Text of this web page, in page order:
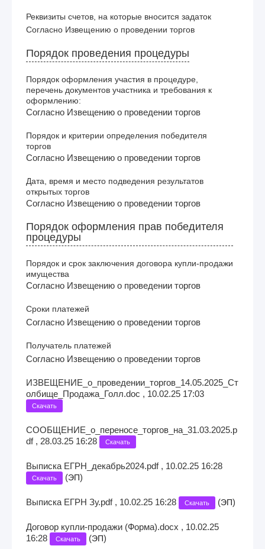
Реквизиты счетов, на которые вносится задаток
Согласно Извещению о проведении торгов
Порядок проведения процедуры
Порядок оформления участия в процедуре,
перечень документов участника и требования к
оформлению:
Согласно Извещению о проведении торгов
Порядок и критерии определения победителя
торгов
Согласно Извещению о проведении торгов
Дата, время и место подведения результатов
открытых торгов
Согласно Извещению о проведении торгов
Порядок оформления прав победителя
процедуры
Порядок и срок заключения договора купли-продажи
имущества
Согласно Извещению о проведении торгов
Сроки платежей
Согласно Извещению о проведении торгов
Получатель платежей
Согласно Извещению о проведении торгов
ИЗВЕЩЕНИЕ_о_проведении_торгов_14.05.2025_Ст
олбище_Продажа_Голл.doc , 10.02.25 17:03
Скачать
СООБЩЕНИЕ_о_переносе_торгов_на_31.03.2025.p
df , 28.03.25 16:28
Скачать
Выписка ЕГРН_декабрь2024.pdf , 10.02.25 16:28
Скачать (ЭП)
Выписка ЕГРН Зу.pdf , 10.02.25 16:28 Скачать (ЭП)
Договор купли-продажи (Форма).docx , 10.02.25
16:28
Скачать (ЭП)